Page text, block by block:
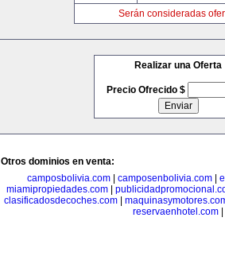
Serán consideradas
Realizar una Oferta
Precio Ofrecido $
Otros dominios en venta:
camposbolivia.com| camposenbolivia.com|
miamipropiedades.com
clasificadosdecoches.com
reservaenhotel.com